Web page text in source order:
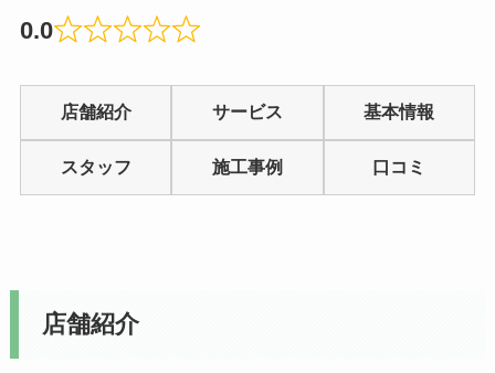
0.0
Rated
0
out
5
店舗紹介 サービス 基本情報
スタッフ 施工事例 口コミ
店舗紹介